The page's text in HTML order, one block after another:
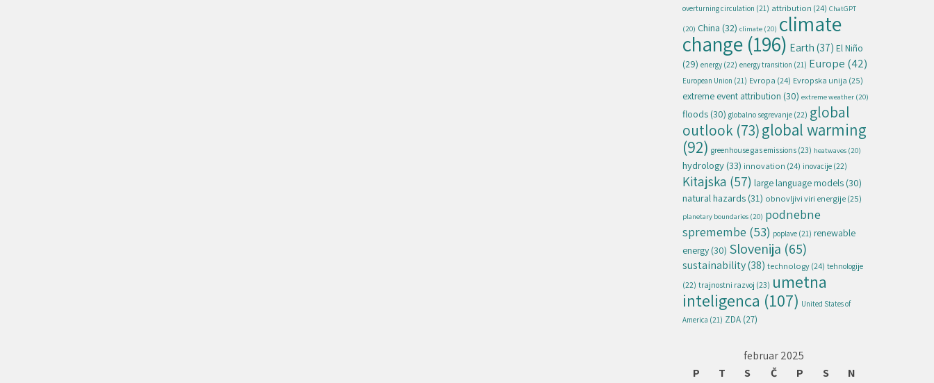
overturning circulation (21) attribution (24) ChatGPT
(20) China (32) climate (20) climate
change (196) Earth (37) El Niño
(29) energy (22) energy transition (21) Europe (42)
European Union (21) Evropa (24) Evropska unija (25)
extreme event attribution (30) extreme weather (20)
floods (30) globalno segrevanje (22) global
outlook (73)global warming
(92) greenhouse gas emissions (23) heatwaves (20)
hydrology(33) innovation (24) inovacije (22)
Kitajska (57) large language models (30)
natural hazards (31) obnovljivi viri energije(25)
planetary boundaries (20) podnebne
spremembe (53) poplave (21) renewable
energy (30) Slovenija (65)
sustainability(38) technology(24) tehnologije
(22) trajnostni razvoj (23) umetna
inteligenca (107) United States of
America (21) ZDA (27)
februar 2025
P
T S Č P S N